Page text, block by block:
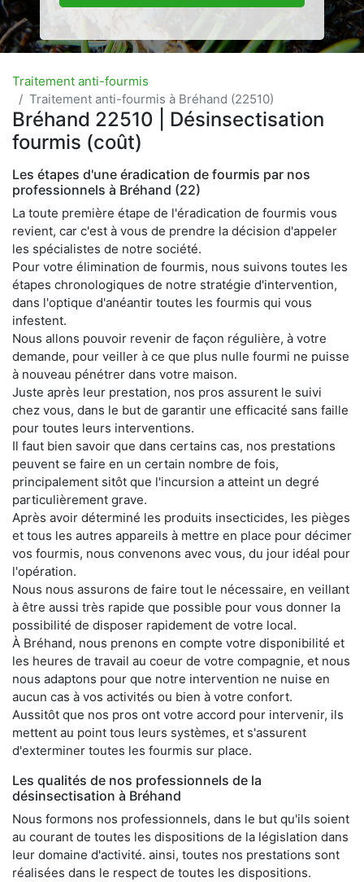
Traitement anti-fourmis
Traitement anti-fourmis à Bréhand (22510)
Bréhand 22510 | Désinsectisation
fourmis (coût)
Les étapes d'une éradication de fourmis par nos
professionnels à Bréhand (22)
La toute première étape de l'éradication de fourmis vous
revient, car c'est à vous de prendre la décision d'appeler
les spécialistes de notre société.
Pour votre élimination de fourmis, nous suivons toutes les
étapes chronologiques de notre stratégie d'intervention,
dans l'optique d'anéantir toutes les fourmis qui vous
infestent.
Nous allons pouvoir revenir de façon régulière, à votre
demande, pour veiller à ce que plus nulle fourmi ne puisse
à nouveau pénétrer dans votre maison.
Juste après leur prestation, nos pros assurent le suivi
chez vous, dans le but de garantir une efficacité sans faille
pour toutes leurs interventions.
Il faut bien savoir que dans certains cas, nos prestations
peuvent se faire en un certain nombre de fois,
principalement sitôt que l'incursion a atteint un degré
particulièrement grave.
Après avoir déterminé les produits insecticides, les pièges
et tous les autres appareils à mettre en place pour décimer
vos fourmis, nous convenons avec vous, du jour idéal pour
l'opération.
Nous nous assurons de faire tout le nécessaire, en veillant
à être aussi très rapide que possible pour vous donner la
possibilité de disposer rapidement de votre local.
À Bréhand, nous prenons en compte votre disponibilité et
les heures de travail au coeur de votre compagnie, et nous
nous adaptons pour que notre intervention ne nuise en
aucun cas à vos activités ou bien à votre confort.
Aussitôt que nos pros ont votre accord pour intervenir, ils
mettent au point tous leurs systèmes, et s'assurent
d'exterminer toutes les fourmis sur place.
Les qualités de nos professionnels de la
désinsectisation à Bréhand
Nous formons nos professionnels, dans le but qu'ils soient
au courant de toutes les dispositions de la législation dans
leur domaine d'activité. ainsi, toutes nos prestations sont
réalisées dans le respect de toutes les dispositions.